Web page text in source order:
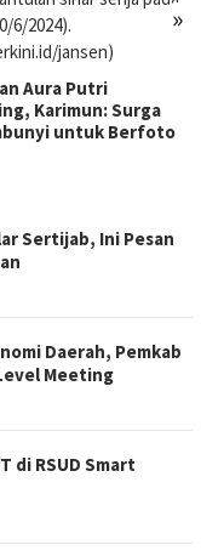
»
Aura Putri
Karimun: Surga
untuk Berfoto
Sertijab, Ini Pesan
Daerah, Pemkab
Meeting
di RSUD Smart